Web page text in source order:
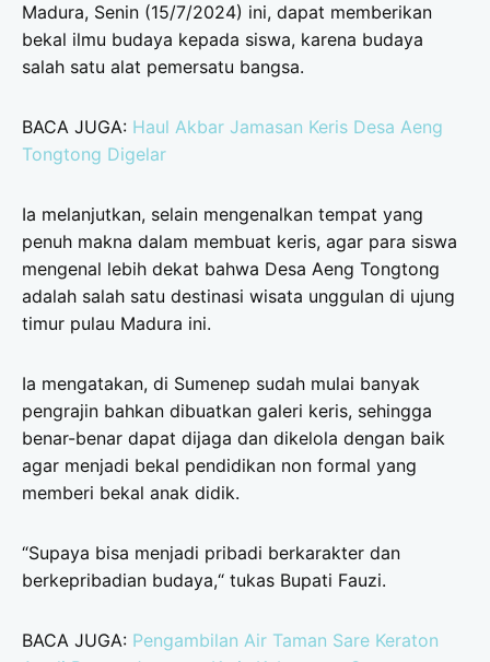
Madura, Senin (15/7/2024) ini, dapat memberikan
bekal ilmu budaya kepada siswa, karena budaya
salah satu alat pemersatu bangsa.
BACA JUGA: Haul Akbar Jamasan Keris Desa Aeng
Tongtong Digelar
Ia melanjutkan, selain mengenalkan tempat yang
penuh makna dalam membuat keris, agar para siswa
mengenal lebih dekat bahwa Desa Aeng Tongtong
adalah salah satu destinasi wisata unggulan di ujung
timur pulau Madura ini.
Ia mengatakan, di Sumenep sudah mulai banyak
pengrajin bahkan dibuatkan galeri keris, sehingga
benar-benar dapat dijaga dan dikelola dengan baik
agar menjadi bekal pendidikan non formal yang
memberi bekal anak didik.
“Supaya bisa menjadi pribadi berkarakter dan
berkepribadian budaya,“ tukas Bupati Fauzi.
BACA JUGA: Pengambilan Air Taman Sare Keraton